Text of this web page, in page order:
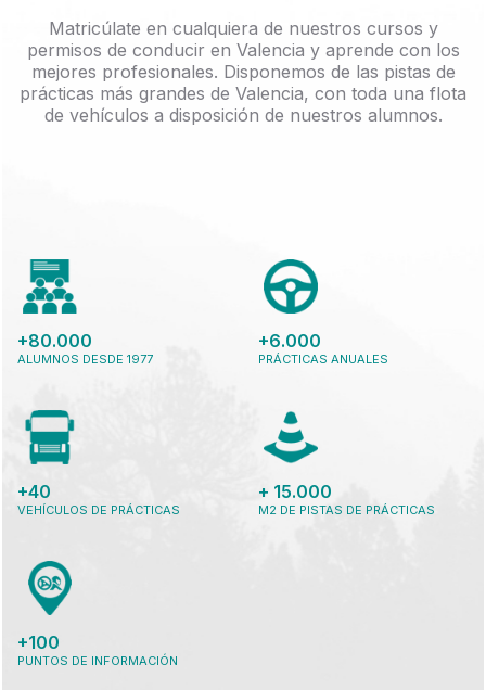
Matricúlate en cualquiera de nuestros cursos y
permisos de conducir en Valencia y aprende con los
mejores profesionales. Disponemos de las pistas de
prácticas más grandes de Valencia, con toda una flota
de vehículos a disposición de nuestros alumnos.
+80.000
ALUMNOS DESDE 1977
+6.000
PRÁCTICAS ANUALES
+40
VEHÍCULOS DE PRÁCTICAS
+ 15.000
M2 DE PISTAS DE PRÁCTICAS
+100
PUNTOS DE INFORMACIÓN